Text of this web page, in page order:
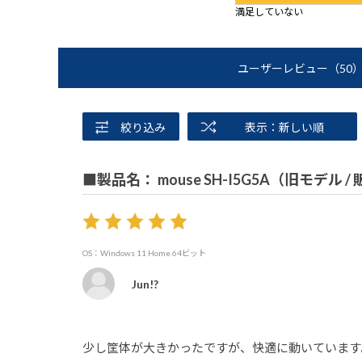
満足していない
ユーザーレビュー （50）
絞り込み 表示：新しい順
■製品名： mouse SH-I5G5A（旧モデル /
OS：Windows 11 Home 64ビット
Jun!?
少し筐体が大きかったですが、快適に動いています